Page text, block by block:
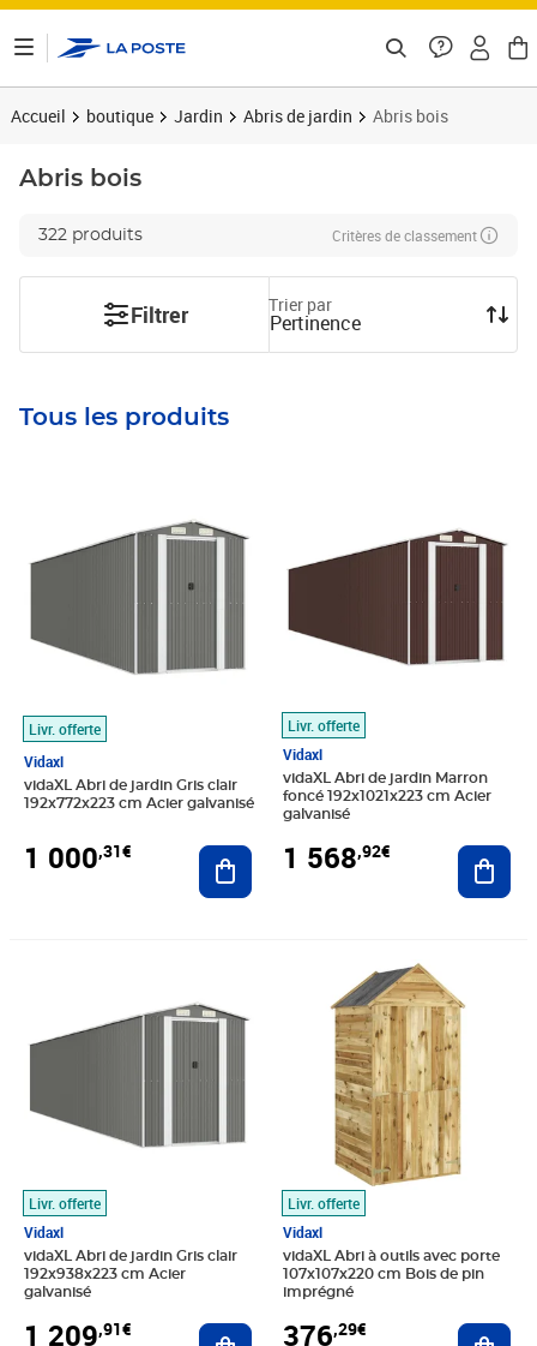
Accueil boutique Jardin Abris de jardin Abris bois
Abris bois
322 produits Critères de classement
Filtrer Trier par
Pertinence
Tous les produits
Livr. offerte
Vidaxl
vidaXL Abri de jardin Gris clair
192x772x223 cm Acier galvanisé
1 000,31€ Ajouter au panier
Livr. offerte
Vidaxl
vidaXL Abri de jardin Marron
foncé 192x1021x223 cm Acier
galvanisé
1 568,92€
Livr. offerte
Vidaxl
vidaXL Abri de jardin Gris clair
192x938x223 cm Acier
galvanisé
1 209,91€ Ajouter au panier
Livr. offerte
Vidaxl
vidaXL Abri à outils avec porte
107x107x220 cm Bois de pin
imprégné
376,29€
Prix 376,29€